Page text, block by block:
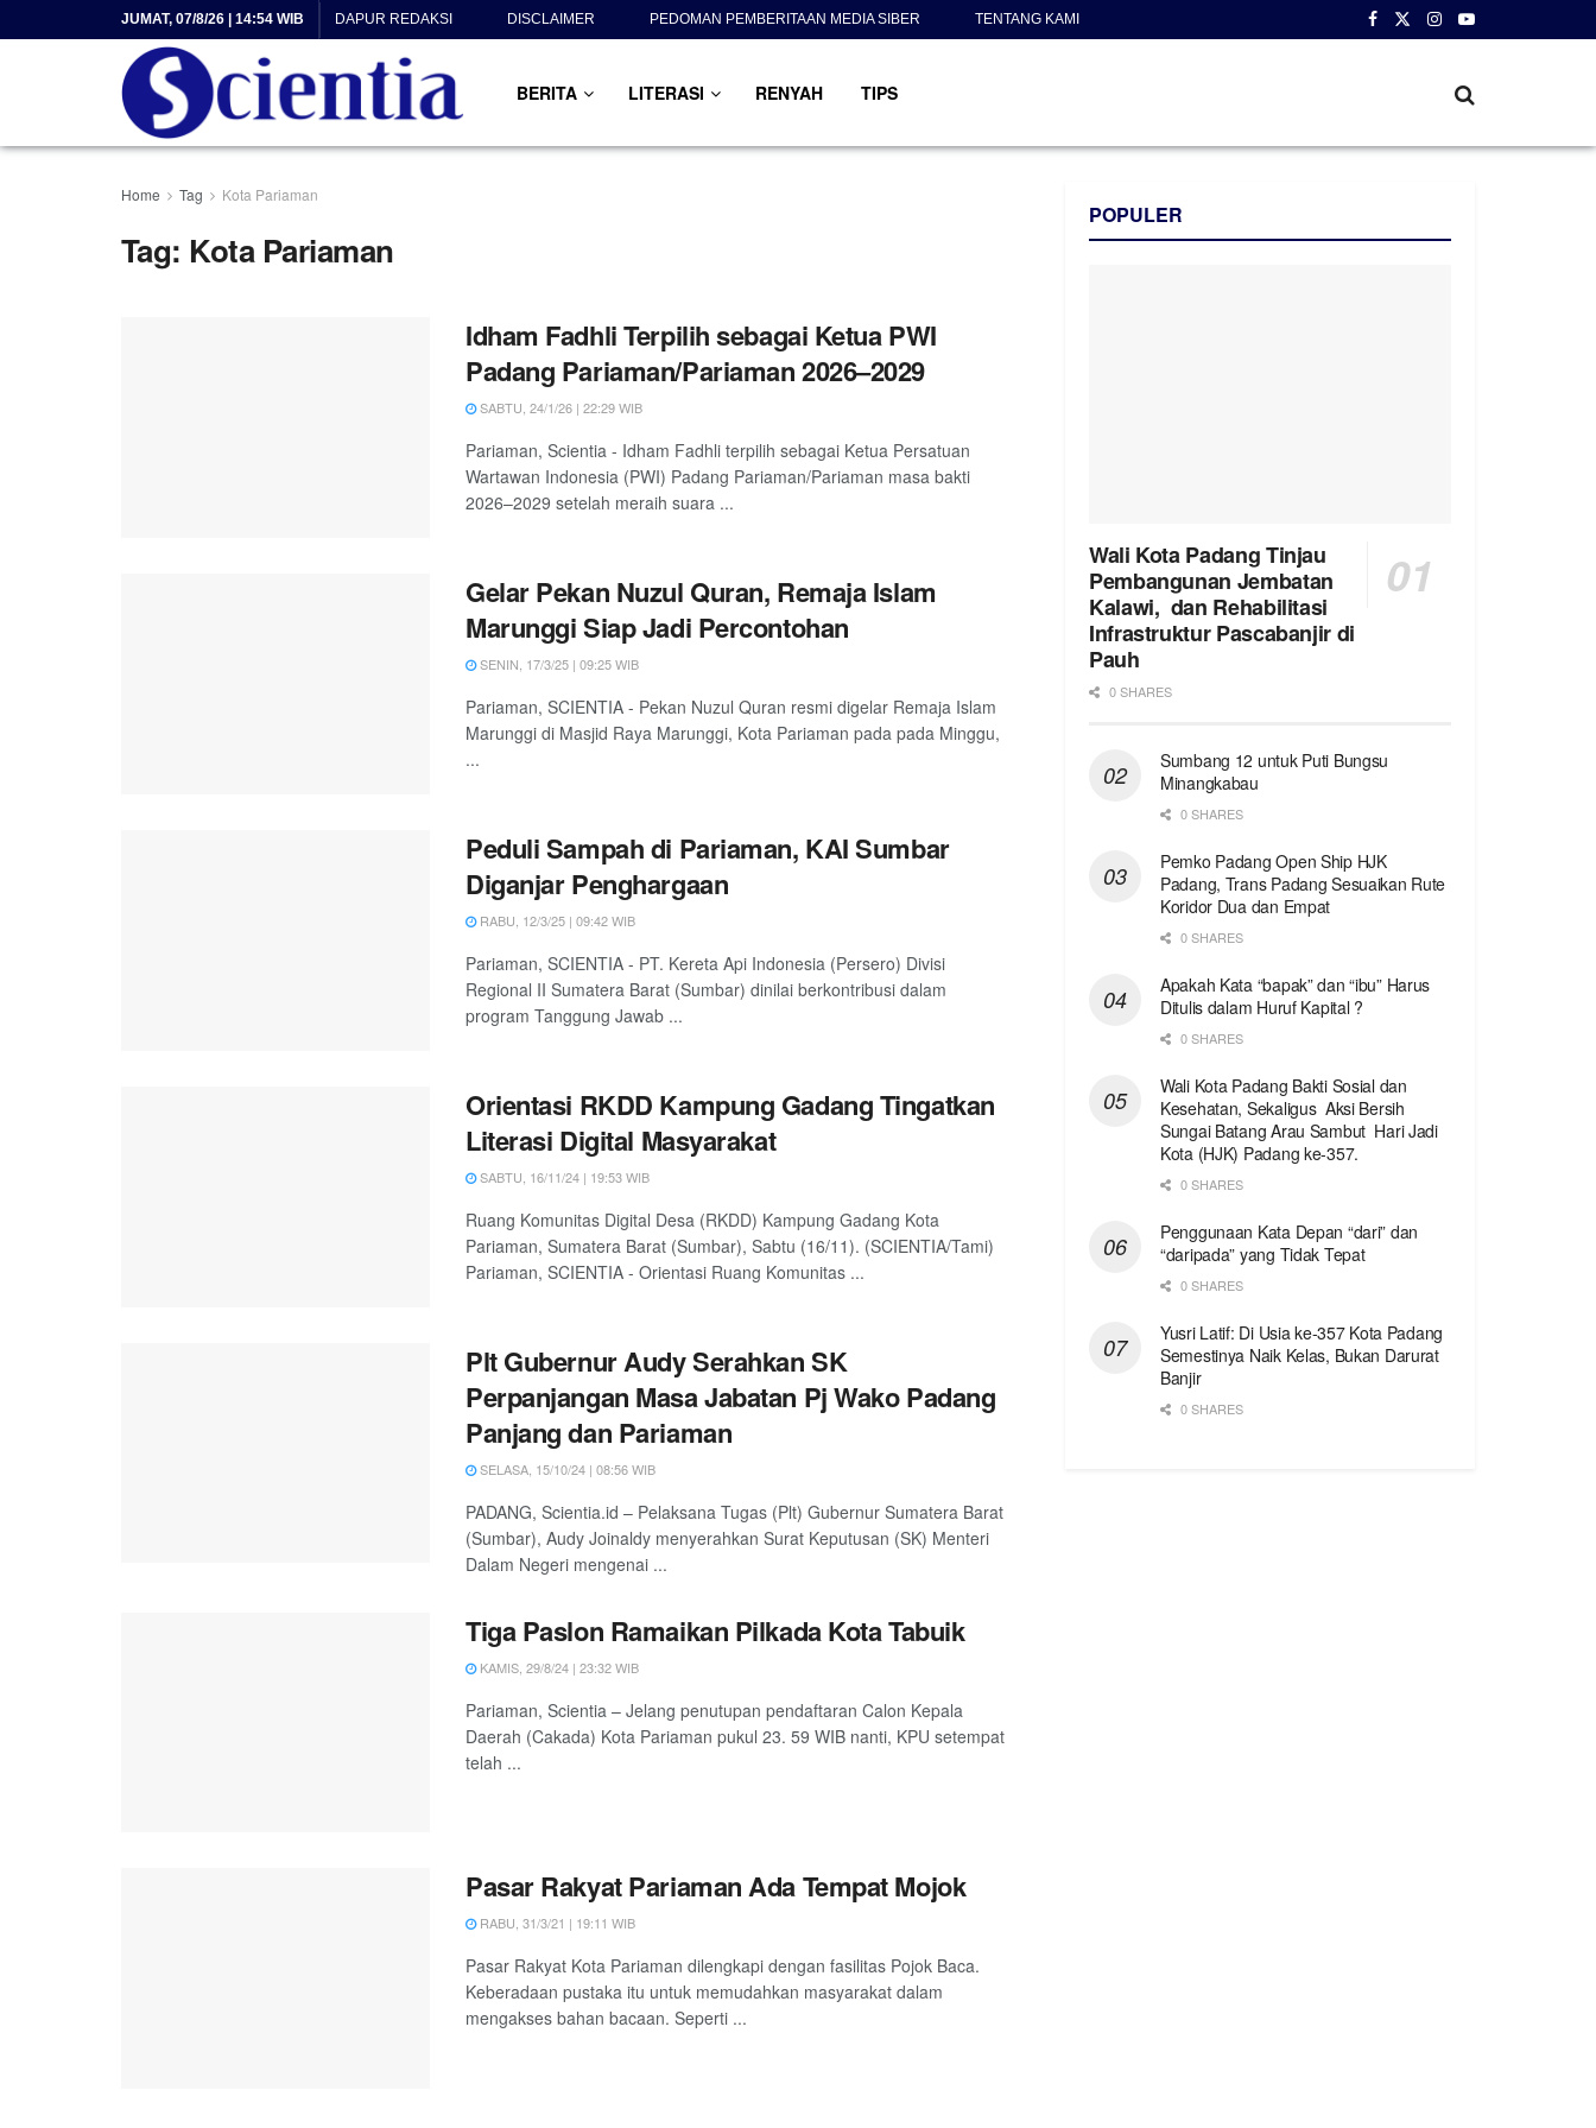
JUMAT, 07/8/26 | 14:54 WIB DAPUR REDAKSI DISCLAIMER PEDOMAN PEMBERITAAN MEDIA SIBER TENTANG KAMI
BERITA LITERASI RENYAH TIPS
Home Tag Kota Pariaman
Tag: Kota Pariaman
Idham Fadhli Terpilih sebagai Ketua PWI
Padang Pariaman/Pariaman 2026–2029
SABTU, 24/1/26 | 22:29 WIB
Pariaman, Scientia - Idham Fadhli terpilih sebagai Ketua Persatuan
Wartawan Indonesia (PWI) Padang Pariaman/Pariaman masa bakti
2026–2029 setelah meraih suara ...
Gelar Pekan Nuzul Quran, Remaja Islam
Marunggi Siap Jadi Percontohan
SENIN, 17/3/25 | 09:25 WIB
Pariaman, SCIENTIA - Pekan Nuzul Quran resmi digelar Remaja Islam
Marunggi di Masjid Raya Marunggi, Kota Pariaman pada pada Minggu,
...
Peduli Sampah di Pariaman, KAI Sumbar
Diganjar Penghargaan
RABU, 12/3/25 | 09:42 WIB
Pariaman, SCIENTIA - PT. Kereta Api Indonesia (Persero) Divisi
Regional II Sumatera Barat (Sumbar) dinilai berkontribusi dalam
program Tanggung Jawab ...
Orientasi RKDD Kampung Gadang Tingatkan
Literasi Digital Masyarakat
SABTU, 16/11/24 | 19:53 WIB
Ruang Komunitas Digital Desa (RKDD) Kampung Gadang Kota
Pariaman, Sumatera Barat (Sumbar), Sabtu (16/11). (SCIENTIA/Tami)
Pariaman, SCIENTIA - Orientasi Ruang Komunitas ...
Plt Gubernur Audy Serahkan SK
Perpanjangan Masa Jabatan Pj Wako Padang
Panjang dan Pariaman
SELASA, 15/10/24 | 08:56 WIB
PADANG, Scientia.id – Pelaksana Tugas (Plt) Gubernur Sumatera Barat
(Sumbar), Audy Joinaldy menyerahkan Surat Keputusan (SK) Menteri
Dalam Negeri mengenai ...
Tiga Paslon Ramaikan Pilkada Kota Tabuik
KAMIS, 29/8/24 | 23:32 WIB
Pariaman, Scientia – Jelang penutupan pendaftaran Calon Kepala
Daerah (Cakada) Kota Pariaman pukul 23. 59 WIB nanti, KPU setempat
telah ...
Pasar Rakyat Pariaman Ada Tempat Mojok
RABU, 31/3/21 | 19:11 WIB
Pasar Rakyat Kota Pariaman dilengkapi dengan fasilitas Pojok Baca.
Keberadaan pustaka itu untuk memudahkan masyarakat dalam
mengakses bahan bacaan. Seperti ...
POPULER
Wali Kota Padang Tinjau
Pembangunan Jembatan
Kalawi, dan Rehabilitasi
Infrastruktur Pascabanjir di
Pauh
0 SHARES
Sumbang 12 untuk Puti Bungsu
Minangkabau
0 SHARES
Pemko Padang Open Ship HJK
Padang, Trans Padang Sesuaikan Rute
Koridor Dua dan Empat
0 SHARES
Apakah Kata “bapak” dan “ibu” Harus
Ditulis dalam Huruf Kapital ?
0 SHARES
Wali Kota Padang Bakti Sosial dan
Kesehatan, Sekaligus Aksi Bersih
Sungai Batang Arau Sambut Hari Jadi
Kota (HJK) Padang ke-357.
0 SHARES
Penggunaan Kata Depan “dari” dan
“daripada” yang Tidak Tepat
0 SHARES
Yusri Latif: Di Usia ke-357 Kota Padang
Semestinya Naik Kelas, Bukan Darurat
Banjir
0 SHARES